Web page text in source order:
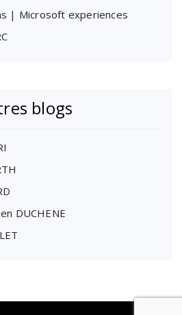
| Microsoft experiences
blogs
DUCHENE